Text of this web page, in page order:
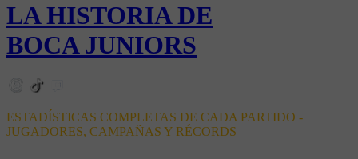
LA HISTORIA DE
BOCA JUNIORS
ESTADÍSTICAS COMPLETAS DE CADA PARTIDO -
JUGADORES, CAMPAÑAS Y RÉCORDS